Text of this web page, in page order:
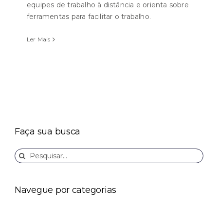
equipes de trabalho à distância e orienta sobre
ferramentas para facilitar o trabalho.
Ler Mais
Faça sua busca
Buscar
resultados
Navegue por categorias